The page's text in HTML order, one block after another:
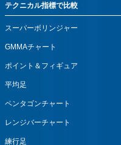
テクニカル指標で比較
スーパーボリンジャー
GMMAチャート
ポイント＆フィギュア
平均足
ペンタゴンチャート
レンジバーチャート
練行足